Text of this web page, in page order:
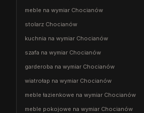
meble na wymiar Chocianów
stolarz Chocianów
kuchnia na wymiar Chocianów
szafa na wymiar Chocianów
garderoba na wymiar Chocianów
wiatrołap na wymiar Chocianów
meble łazienkowe na wymiar Chocianów
meble pokojowe na wymiar Chocianów